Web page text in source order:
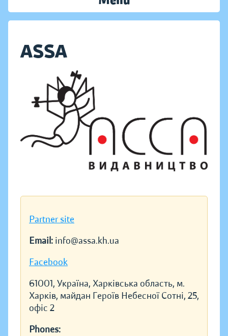
ASSA
Partner site
Email: info@assa.kh.ua
Facebook
61001, Україна, Харківська область, м.
Харків, майдан Героїв Небесної Сотні, 25,
офіс 2
Phones: